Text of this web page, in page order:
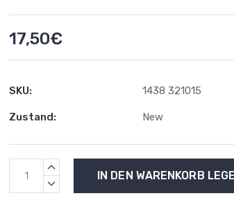
17,50€
SKU: 1438 321015
Zustand: New
Aktueller
Lagerbestand:
MENGE
UNDEFINED
MENGE